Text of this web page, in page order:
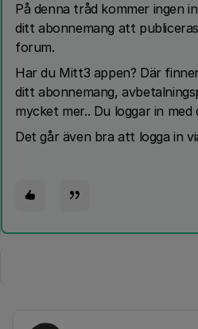
På denna tråd kommer ingen
ditt abonnemang att
forum.
Har du Mitt3 appen? Där
ditt abonnemang,
mycket mer.. Du loggar in med
Det går även bra att logga in